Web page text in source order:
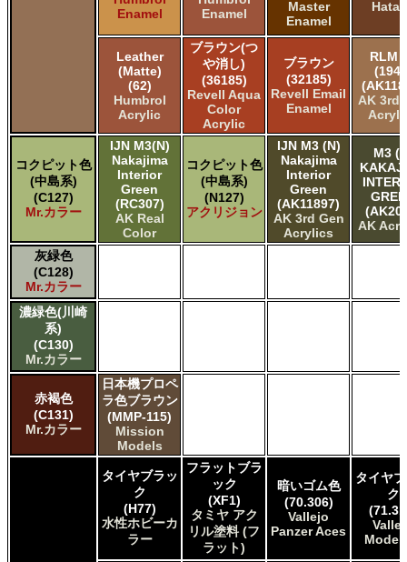
Enamel
Enamel
Master
Enamel
Leather
(Matte)
(62)
Humbrol
Acrylic
ブラウン(つ
や消し)
(36185)
Revell Aqua
Color
Acrylic
ブラウン
(32185)
Revell Email
Enamel
RLM
AK 3rd
コクピット色
(中島系)
(C127)
Mr.カラー
IJN M3(N)
Nakajima
Interior
Green
(RC307)
AK Real
Color
コクピット色
(中島系)
(N127)
アクリジョン
IJN M3 (N)
Nakajima
Interior
Green
(AK11897)
AK 3rd Gen
Acrylics
M3
AK
灰緑色
(C128)
Mr.カラー
濃緑色(川崎
系)
(C130)
Mr.カラー
赤褐色
(C131)
Mr.カラー
日本機プロペ
ラ色ブラウン
(MMP-115)
Mission
Models
タイヤブラッ
ク
(H77)
水性ホビーカ
ラー
フラットブラ
ック
(XF1)
タミヤ アク
リル塗料 (フ
ラット)
暗いゴム色
(70.306)
Vallejo
Panzer Aces
タイヤ
ク
Model